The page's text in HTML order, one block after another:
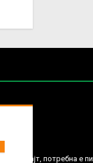
веб сајт, потребна е